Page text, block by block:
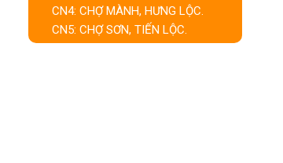
CN4: CHỢ MÀNH, HƯNG LỘC.
CN5: CHỢ SƠN, TIẾN LỘC.